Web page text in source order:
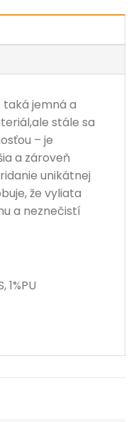
taká jemná a
stále sa
– je
a zároveň
unikátnej
že vyliata
a neznečistí
1%PU